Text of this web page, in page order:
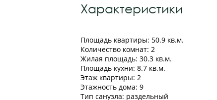
Характеристики
Площадь квартиры: 50.9 кв.м.
Количество комнат: 2
Жилая площадь: 30.3 кв.м.
Площадь кухни: 8.7 кв.м.
Этаж квартиры: 2
Этажность дома: 9
Тип санузла: раздельный